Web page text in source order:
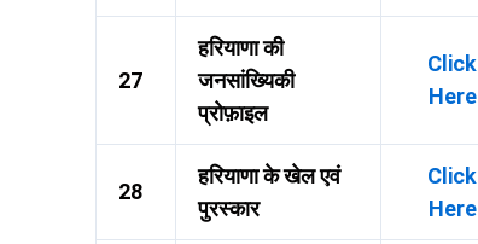
27
हरियाणा की
जनसांख्यिकी
प्रोफ़ाइल
Click
Here
28
हरियाणा के खेल एवं
पुरस्कार
Click
Here